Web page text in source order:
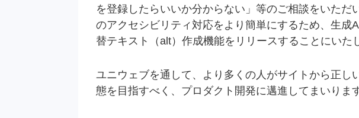
を登録したらいいか分からない」等のご相談をいただ
のアクセシビリティ対応をより簡単にするため、生成
替テキスト（alt）作成機能をリリースすることにいた
ユニウェブを通して、より多くの人がサイトから正し
態を目指すべく、プロダクト開発に邁進してまいります